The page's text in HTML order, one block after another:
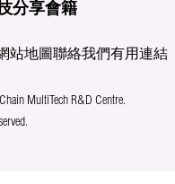
分享會籍
站地圖聯絡我們有用連結
MultiTech R&D Centre.